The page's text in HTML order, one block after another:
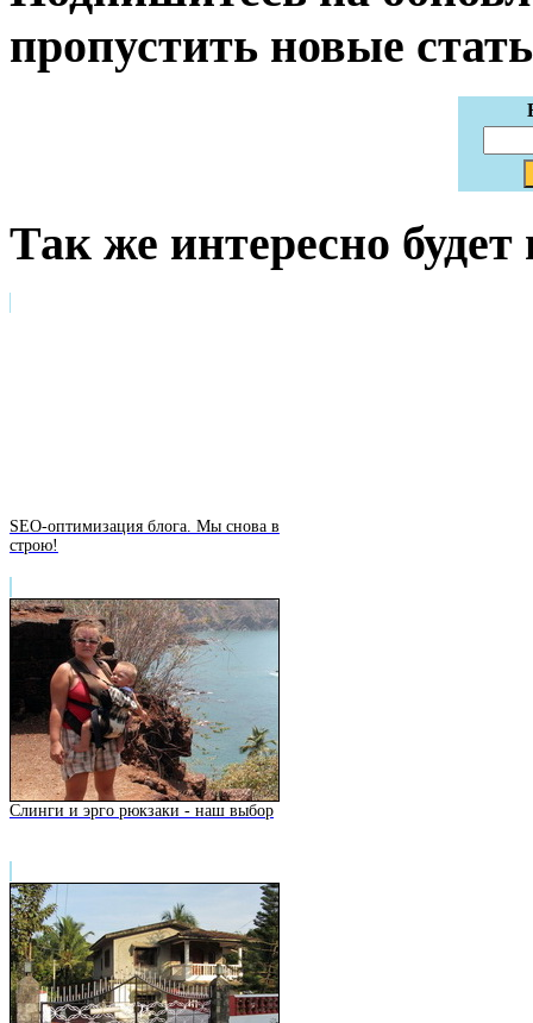
пропустить новые
Так же интересно будет
SEO-оптимизация блога. Мы снова в
строю!
Слинги и эрго рюкзаки - наш выбор